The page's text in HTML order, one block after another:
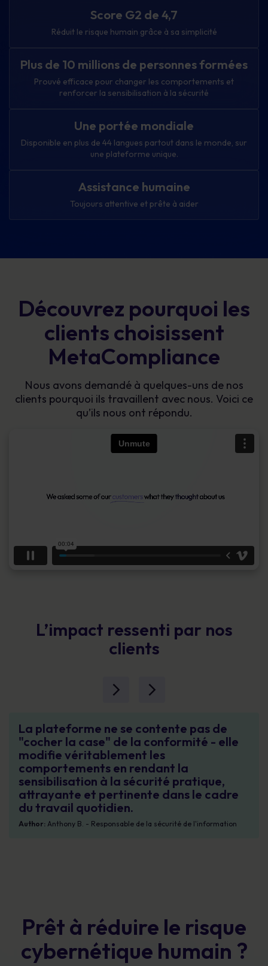
Score G2 de 4,7
Réduit le risque humain grâce à sa simplicité
Plus de 10 millions de personnes formées
Prouvé efficace pour changer les comportements et
renforcer la sensibilisation à la sécurité
Une portée mondiale
Disponible en plus de 44 langues partout dans le monde, sur
une plateforme unique.
Assistance humaine
Toujours attentive et prête à aider
Découvrez pourquoi les
clients choisissent
MetaCompliance
Nous avons demandé à quelques-uns de nos
clients pourquoi ils travaillent avec nous. Voici ce
qu’ils nous ont répondu.
L’impact ressenti par nos
clients
La plateforme ne se contente pas de
"cocher la case" de la conformité - elle
modifie véritablement les
comportements en rendant la
sensibilisation à la sécurité pratique,
attrayante et pertinente dans le cadre
du travail quotidien.
Author: Anthony B. - Responsable de la sécurité de l'information
Prêt à réduire le risque
cybernétique humain ?